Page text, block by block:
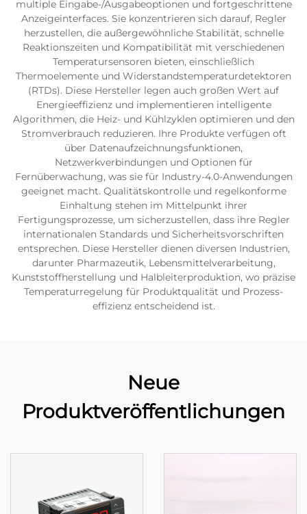
multiple Eingabe-/Ausgabeoptionen und fortgeschrittene
Anzeigeinterfaces. Sie konzentrieren sich darauf, Regler
herzustellen, die außergewöhnliche Stabilität, schnelle
Reaktionszeiten und Kompatibilität mit verschiedenen
Temperatursensoren bieten, einschließlich
Thermoelemente und Widerstandstemperaturdetektoren
(RTDs). Diese Hersteller legen auch großen Wert auf
Energieeffizienz und implementieren intelligente
Algorithmen, die Heiz- und Kühlzyklen optimieren und den
Stromverbrauch reduzieren. Ihre Produkte verfügen oft
über Datenaufzeichnungsfunktionen,
Netzwerkverbindungen und Optionen für
Fernüberwachung, was sie für Industry-4.0-Anwendungen
geeignet macht. Qualitätskontrolle und regelkonforme
Einhaltung stehen im Mittelpunkt ihrer
Fertigungsprozesse, um sicherzustellen, dass ihre Regler
internationalen Standards und Sicherheitsvorschriften
entsprechen. Diese Hersteller dienen diversen Industrien,
darunter Pharmazeutik, Lebensmittelverarbeitung,
Kunststoffherstellung und Halbleiterproduktion, wo präzise
Temperaturregelung für Produktqualität und Prozess-
effizienz entscheidend ist.
Neue
Produktveröffentlichungen